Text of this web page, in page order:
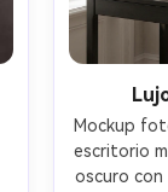
Mockup
escritorio
oscuro con